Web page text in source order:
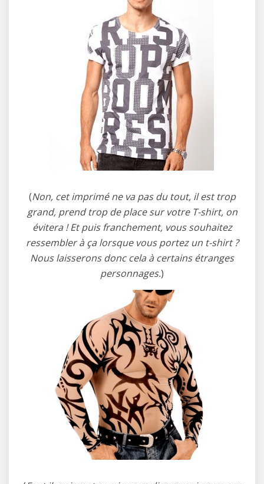
(Non, cet imprimé ne va pas du tout, il est trop
grand, prend trop de place sur votre T-shirt, on
évitera ! Et puis franchement, vous souhaitez
ressembler à ça lorsque vous portez un t-shirt ?
Nous laisserons donc cela à certains étranges
personnages.)